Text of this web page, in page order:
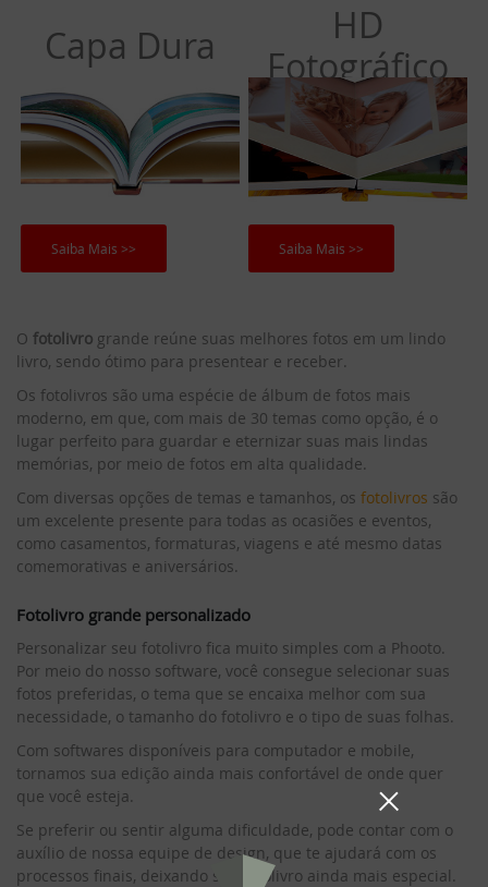
Capa Dura
Saiba Mais >>
HD
Fotográfico
Saiba Mais >>
O fotolivro grande reúne suas melhores fotos em um lindo
livro, sendo ótimo para presentear e receber.
Os fotolivros são uma espécie de álbum de fotos mais
moderno, em que, com mais de 30 temas como opção, é o
lugar perfeito para guardar e eternizar suas mais lindas
memórias, por meio de fotos em alta qualidade.
Com diversas opções de temas e tamanhos, os fotolivros são
um excelente presente para todas as ocasiões e eventos,
como casamentos, formaturas, viagens e até mesmo datas
comemorativas e aniversários.
Fotolivro grande personalizado
Personalizar seu fotolivro fica muito simples com a Phooto.
Por meio do nosso software, você consegue selecionar suas
fotos preferidas, o tema que se encaixa melhor com sua
necessidade, o tamanho do fotolivro e o tipo de suas folhas.
Com softwares disponíveis para computador e mobile,
tornamos sua edição ainda mais confortável de onde quer
que você esteja.
Se preferir ou sentir alguma dificuldade, pode contar com o
auxílio de nossa equipe de design, que te ajudará com os
processos finais, deixando seu fotolivro ainda mais especial.